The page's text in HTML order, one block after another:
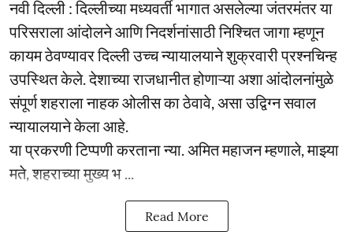
नवी दिल्ली : दिल्लीच्या मध्यवर्ती भागात असलेल्या जंतरमंतर या
परिसराला आंदोलने आणि निदर्शनांसाठी निश्चित जागा म्हणून
कायम ठेवण्यावर दिल्ली उच्च न्यायालयाने शुक्रवारी प्रश्नचिन्ह
उपस्थित केले. देशाच्या राजधानीत होणाऱ्या अशा आंदोलनांमुळे
संपूर्ण शहराला नाहक ओलीस का ठेवावे, असा उद्विग्न सवाल
न्यायालयाने केला आहे.
या प्रकरणी टिप्पणी करताना न्या. अमित महाजन म्हणाले, माझ्या
मते, शहराच्या मुख्य भ ...
Read More